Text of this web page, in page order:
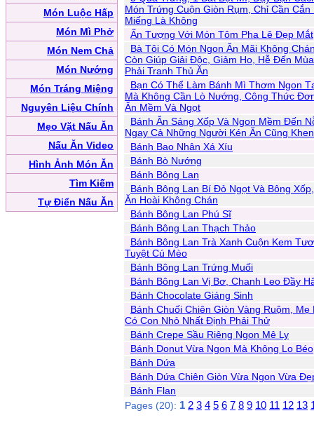
Món Luộc Hấp
Món Mì Phở
Món Nem Chả
Món Nướng
Món Tráng Miệng
Nguyên Liệu Chính
Mẹo Vặt Nấu Ăn
Nấu Ăn Video
Hình Ảnh Món Ăn
Tìm Kiếm
Tự Điển Nấu Ăn
Món Trứng Cuộn Giòn Rụm, Chỉ Cần Cắn
Miếng Là Không
Ấn Tượng Với Món Tôm Pha Lê Đẹp Mắt
Bà Tôi Có Món Ngon Ăn Mãi Không
Còn Giúp Giải Độc, Giảm Ho, Hễ Đến
Phải Tranh Thủ Ăn
Bạn Có Thể Làm Bánh Mì Thơm Ngon
Mà Không Cần Lò Nướng, Công Thức
Ăn Mềm Và Ngọt
Bánh Ăn Sáng Xốp Và Ngon Mềm Đến
Ngay Cả Những Người Kén Ăn Cũng
Bánh Bao Nhân Xá Xíu
Bánh Bò Nướng
Bánh Bông Lan
Bánh Bông Lan Bí Đỏ Ngọt Và Bông
Ăn Hoài Không Chán
Bánh Bông Lan Phú Sĩ
Bánh Bông Lan Thạch Thảo
Bánh Bông Lan Trà Xanh Cuộn Kem
Tuyệt Cú Mèo
Bánh Bông Lan Trứng Muối
Bánh Bông Lan Vị Bơ, Chanh Leo Đầy
Bánh Chocolate Giáng Sinh
Bánh Chuối Chiên Giòn Vàng Ruộm, Mẹ
Có Con Nhỏ Nhất Định Phải Thử
Bánh Crepe Sầu Riêng Ngon Mê Ly
Bánh Donut Vừa Ngon Mà Không Lo Béo
Bánh Dứa
Bánh Dứa Chiên Giòn Vừa Ngon Vừa
Bánh Flan
Pages (20): 1 2 3 4 5 6 7 8 9 10 11 12 13